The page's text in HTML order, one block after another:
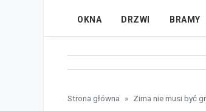
OKNA DRZWI BRAMY
Strona główna Zima nie musi być